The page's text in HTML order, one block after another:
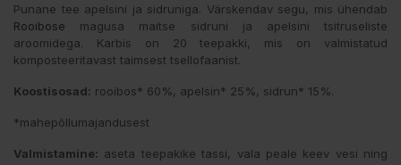
Punane tee apelsini ja sidruniga. Värskendav segu, mis ühendab
Rooibose magusa maitse sidruni ja apelsini tsitruseliste
aroomidega. Karbis on 20 teepakki, mis on valmistatud
komposteeritavast taimsest tsellofaanist.
Koostisosad: rooibos* 60%, apelsin* 25%, sidrun* 15%.
*mahepõllumajandusest
Valmistamine: aseta teepakike tassi, vala peale keev vesi ning